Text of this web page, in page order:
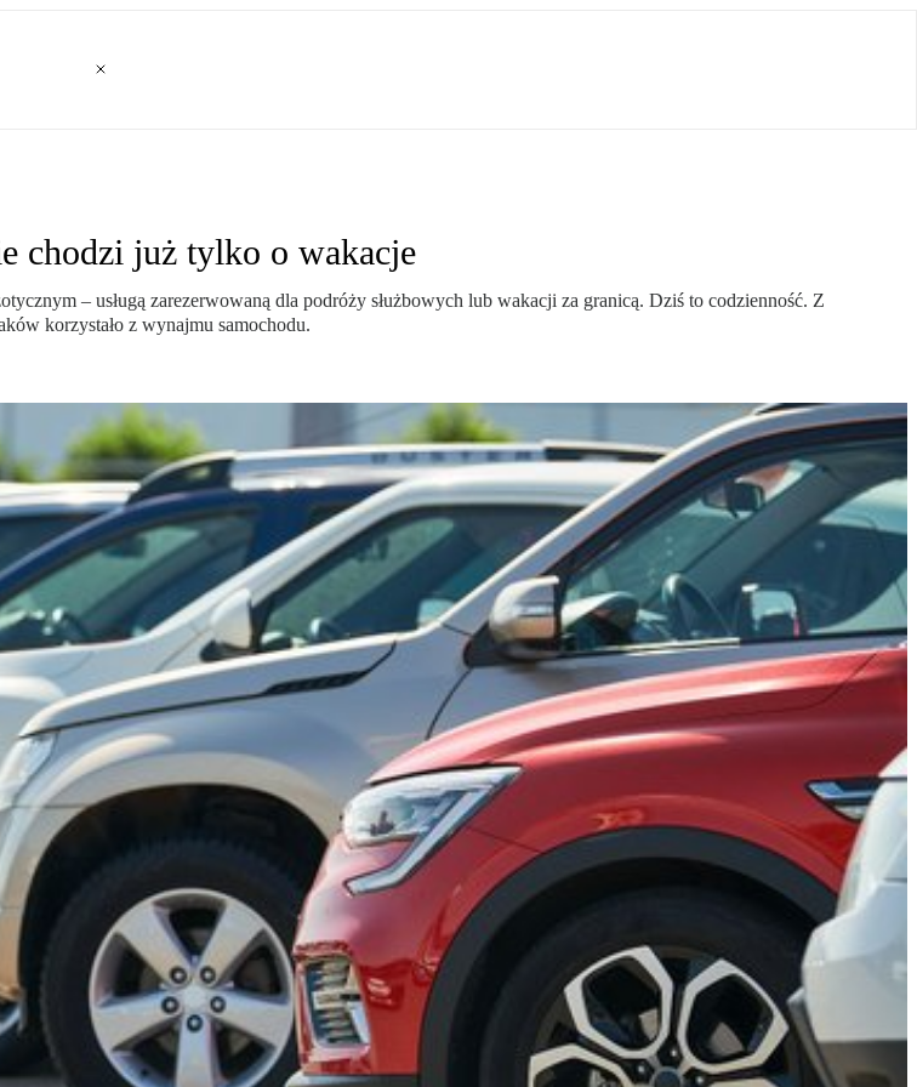
chodzi już tylko o wakacje
– usługą zarezerwowaną dla podróży służbowych lub wakacji za granicą. Dziś to codzienność. Z
korzystało z wynajmu samochodu.